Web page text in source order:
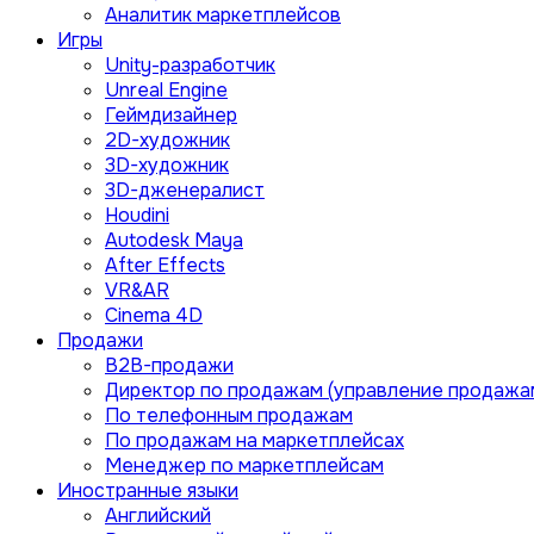
Аналитик маркетплейсов
Игры
Unity-разработчик
Unreal Engine
Геймдизайнер
2D-художник
3D-художник
3D-дженералист
Houdini
Autodesk Maya
After Effects
VR&AR
Cinema 4D
Продажи
B2B-продажи
Директор по продажам (управление
По телефонным продажам
По продажам на маркетплейсах
Менеджер по маркетплейсам
Иностранные языки
Английский